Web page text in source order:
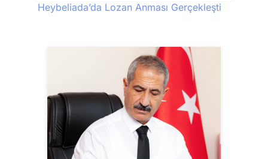
Heybeliada’da Lozan Anması Gerçekleşti